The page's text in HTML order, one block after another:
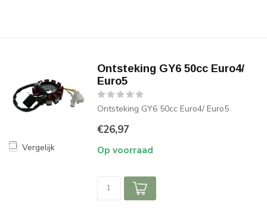
Vergelijk
Ontsteking GY6 50cc Euro4/
Euro5
Ontsteking GY6 50cc Euro4/ Euro5
€26,97
Op voorraad